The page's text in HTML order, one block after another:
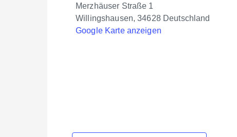
Merzhäuser Straße 1
Willingshausen, 34628 Deutschland
Google Karte anzeigen